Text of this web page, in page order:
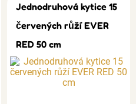
Jednodruhová kytice 15
červených růží EVER
RED 50 cm